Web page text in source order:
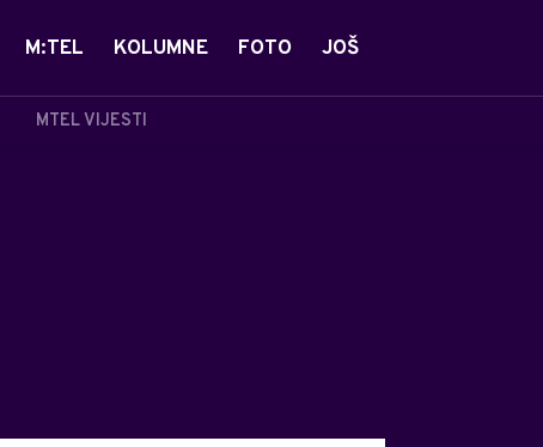
MTEL VIJESTI
M:TEL KOLUMNE FOTO JOŠ